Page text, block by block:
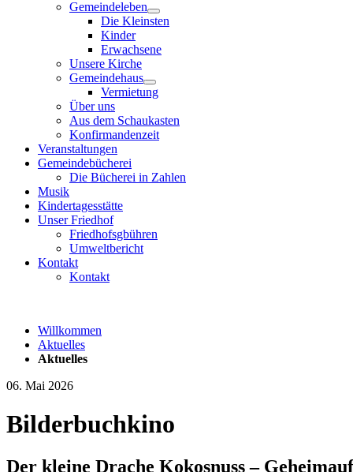
Gemeindeleben
Die Kleinsten
Kinder
Erwachsene
Unsere Kirche
Gemeindehaus
Vermietung
Über uns
Aus dem Schaukasten
Konfirmandenzeit
Veranstaltungen
Gemeindebücherei
Die Bücherei in Zahlen
Musik
Kindertagesstätte
Unser Friedhof
Friedhofsgbühren
Umweltbericht
Kontakt
Kontakt
Willkommen
Aktuelles
Aktuelles
06. Mai 2026
Bilderbuchkino
Der kleine Drache Kokosnuss –